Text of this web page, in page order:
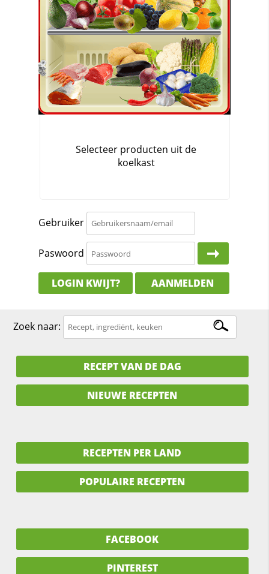
Gebruiker
Paswoord
LOGIN KWIJT? AANMELDEN
Zoek naar:
RECEPT VAN DE DAG
NIEUWE RECEPTEN
RECEPTEN PER LAND
POPULAIRE RECEPTEN
FACEBOOK
PINTEREST